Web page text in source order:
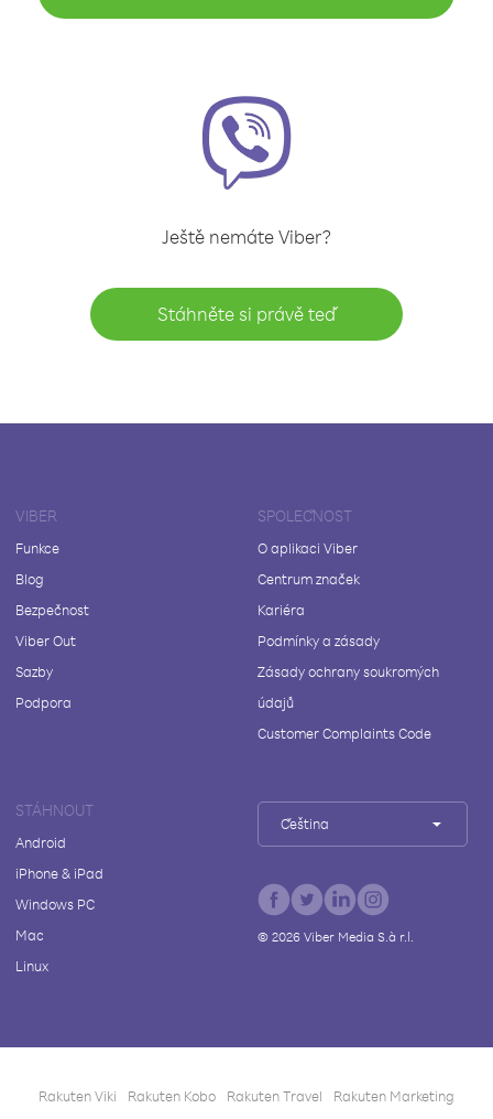
Ještě nemáte Viber?
Stáhněte si právě teď
VIBER
Funkce
Blog
Bezpečnost
Viber Out
Sazby
Podpora
SPOLEČNOST
O aplikaci Viber
Centrum značek
Kariéra
Podmínky a zásady
Zásady ochrany soukromých
údajů
Customer Complaints Code
STÁHNOUT
Android
iPhone & iPad
Windows PC
Mac
Linux
Čeština
© 2026Viber Media S.à r.l.
Rakuten Viki Rakuten Kobo Rakuten Travel Rakuten Marketing